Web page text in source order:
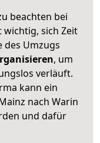
beachten bei
wichtig, sich Zeit
des Umzugs
, um
verläuft.
kann ein
nach Warin
und dafür